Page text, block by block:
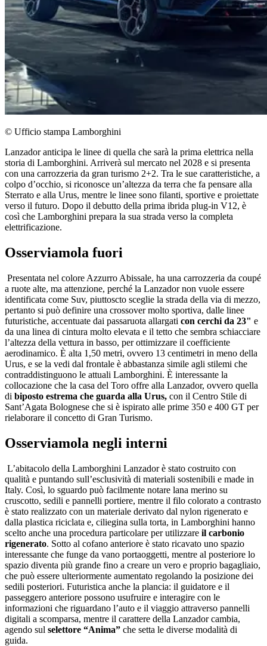
© Ufficio stampa Lamborghini
Lanzador anticipa le linee di quella che sarà la prima elettrica nella
storia di Lamborghini. Arriverà sul mercato nel 2028 e si presenta
con una carrozzeria da gran turismo 2+2. Tra le sue caratteristiche, a
colpo d’occhio, si riconosce un’altezza da terra che fa pensare alla
Sterrato e alla Urus, mentre le linee sono filanti, sportive e proiettate
verso il futuro. Dopo il debutto della prima ibrida plug-in V12, è
così che Lamborghini prepara la sua strada verso la completa
elettrificazione.
Osserviamola fuori
Presentata nel colore Azzurro Abissale, ha una carrozzeria da coupé
a ruote alte, ma attenzione, perché la Lanzador non vuole essere
identificata come Suv, piuttoscto sceglie la strada della via di mezzo,
pertanto si può definire una crossover molto sportiva, dalle linee
futuristiche, accentuate dai passaruota allargati con cerchi da 23" e
da una linea di cintura molto elevata e il tetto che sembra schiacciare
l’altezza della vettura in basso, per ottimizzare il coefficiente
aerodinamico. È alta 1,50 metri, ovvero 13 centimetri in meno della
Urus, e se la vedi dal frontale è abbastanza simile agli stilemi che
contraddistinguono le attuali Lamborghini. È interessante la
collocazione che la casa del Toro offre alla Lanzador, ovvero quella
di biposto estrema che guarda alla Urus, con il Centro Stile di
Sant’Agata Bolognese che si è ispirato alle prime 350 e 400 GT per
rielaborare il concetto di Gran Turismo.
Osserviamola negli interni
L’abitacolo della Lamborghini Lanzador è stato costruito con
qualità e puntando sull’esclusività di materiali sostenibili e made in
Italy. Così, lo sguardo può facilmente notare lana merino su
cruscotto, sedili e pannelli portiere, mentre il filo colorato a contrasto
è stato realizzato con un materiale derivato dal nylon rigenerato e
dalla plastica riciclata e, ciliegina sulla torta, in Lamborghini hanno
scelto anche una procedura particolare per utilizzare il carbonio
rigenerato. Sotto al cofano anteriore è stato ricavato uno spazio
interessante che funge da vano portaoggetti, mentre al posteriore lo
spazio diventa più grande fino a creare un vero e proprio bagagliaio,
che può essere ulteriormente aumentato regolando la posizione dei
sedili posteriori. Futuristica anche la plancia: il guidatore e il
passeggero anteriore possono usufruire e interagire con le
informazioni che riguardano l’auto e il viaggio attraverso pannelli
digitali a scomparsa, mentre il carattere della Lanzador cambia,
agendo sul selettore “Anima” che setta le diverse modalità di
guida.